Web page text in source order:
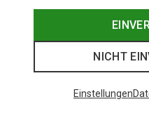
NICHT
Einstellungen